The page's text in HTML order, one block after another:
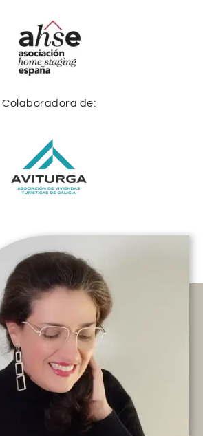
Colaboradora de: